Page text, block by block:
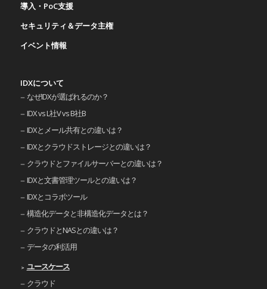
導入・PoC支援
セキュリティ＆データ主権
イベント情報
IDXについて
なぜIDXが選ばれるのか？
IDX vs L社V vs B社B
IDXとメール共有との違いは？
IDXとクラウドストレージとの違いは？
クラウドとファイルサーバーとの違いは？
IDXと文書管理ツールとの違いは？
IDXとコラボツール
構造化データと非構造化データとは？
クラウドとNASとの違いは？
データの利活用
ユースケース
クラウド